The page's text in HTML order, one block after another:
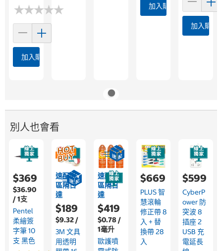
★★★★★
★★★★★
加入購物車
加入購物車
加入購物
別人也會看
$369
$36.90
/ 1支
Pentel
柔繪簽
字筆 10
支 黑色
速配限
區隔日
達
$189
$9.32 /
3M 文具
用透明
速配限
區隔日
達
$419
$0.78 /
1毫升
歐護噴
$669
PLUS 智
慧滾輪
修正帶 8
入 + 替
換帶 28
入
$599
CyberP
Ower 防
突波 8
插座 2
USB 充
電延長